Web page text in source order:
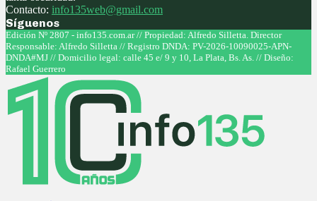
Contacto: info135web@gmail.com
Síguenos
Facebook
Twitter
Instagram
Youtube
Edición Nº 2807 - info135.com.ar // Propiedad: Alfredo Silletta. Director
Responsable: Alfredo Silletta // Registro DNDA: PV-2026-10090025-APN-
DNDA#MJ // Domicilio legal: calle 45 e/ 9 y 10, La Plata, Bs. As. // Diseño:
Rafael Guerrero